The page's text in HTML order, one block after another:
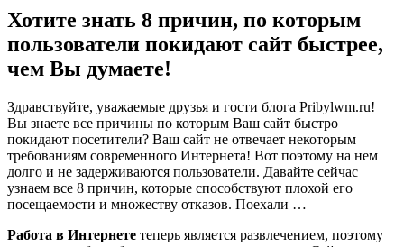
Хотите знать 8 причин, по которым
пользователи покидают сайт быстрее,
чем Вы думаете!
Здравствуйте, уважаемые друзья и гости блога Pribylwm.ru!
Вы знаете все причины по которым Ваш сайт быстро
покидают посетители? Ваш сайт не отвечает некоторым
требованиям современного Интернета! Вот поэтому на нем
долго и не задерживаются пользователи. Давайте сейчас
узнаем все 8 причин, которые способствуют плохой его
посещаемости и множеству отказов. Поехали …
Работа в Интернете теперь является развлечением, поэтому